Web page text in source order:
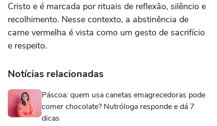
Cristo e é marcada por rituais de reflexão, silêncio e
recolhimento. Nesse contexto, a abstinência de
carne vermelha é vista como um gesto de sacrifício
e respeito.
Notícias relacionadas
Páscoa: quem usa canetas emagrecedoras pode
comer chocolate? Nutróloga responde e dá 7
dicas